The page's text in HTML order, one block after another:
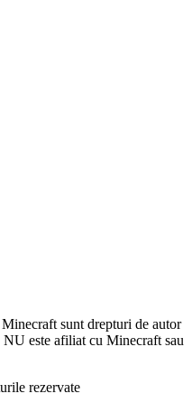
sunt drepturi de autor
este afiliat cu Minecraft sau
rezervate